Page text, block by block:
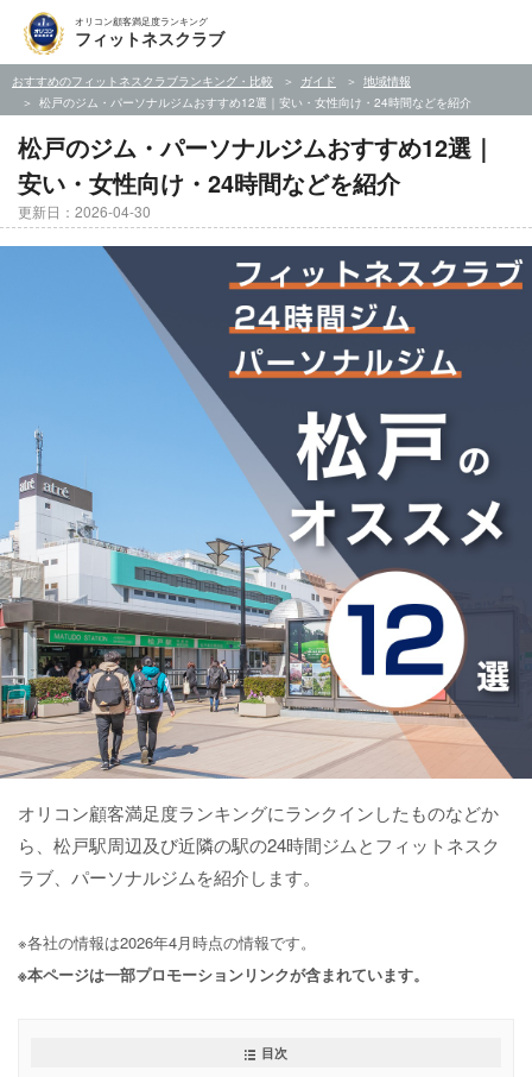
オリコン顧客満足度ランキング
フィットネスクラブ
おすすめのフィットネスクラブランキング・比較 ガイド
地域情報
松戸のジム・パーソナルジムおすすめ12選｜安い・女性向け・24時間などを紹介
松戸のジム・パーソナルジムおすすめ12選｜
安い・女性向け・24時間などを紹介
更新日：2026-04-30
オリコン顧客満足度ランキングにランクインしたものなどか
ら、松戸駅周辺及び近隣の駅の24時間ジムとフィットネスク
ラブ、パーソナルジムを紹介します。
※各社の情報は2026年4月時点の情報です。
※本ページは一部プロモーションリンクが含まれています。
目次